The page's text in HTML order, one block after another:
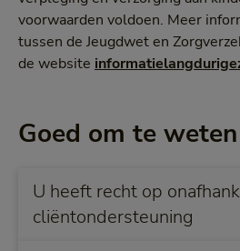
voorwaarden voldoen. Meer
tussen de Jeugdwet en
de website
Goed om te weten
U heeft recht op
cliëntondersteuning